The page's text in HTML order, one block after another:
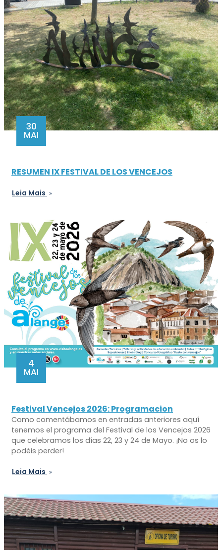
30
MAI
RESUMEN IX FESTIVAL DE LOS VENCEJOS
Leia Mais
4
MAI
Festival Vencejos 2026: Programacion
Como comentábamos en entradas anteriores aquí
tenemos el programa del Festival de los Vencejos 2026
que celebramos los días 22, 23 y 24 de Mayo. ¡No os lo
podéis perder!
Leia Mais